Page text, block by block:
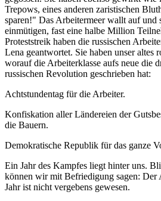
Trepows, eines anderen zaristischen
sparen!" Das Arbeitermeer wallt auf und
einmütigen, fast eine halbe Million
Proteststreik haben die russischen
Lena geantwortet. Sie haben unser altes
worauf die Arbeiterklasse aufs neue die
russischen Revolution geschrieben hat:
Achtstundentag für die Arbeiter.
Konfiskation aller Ländereien der
die Bauern.
Demokratische Republik für das ganze
Ein Jahr des Kampfes liegt hinter uns.
können wir mit Befriedigung sagen: Der
Jahr ist nicht vergebens gewesen.